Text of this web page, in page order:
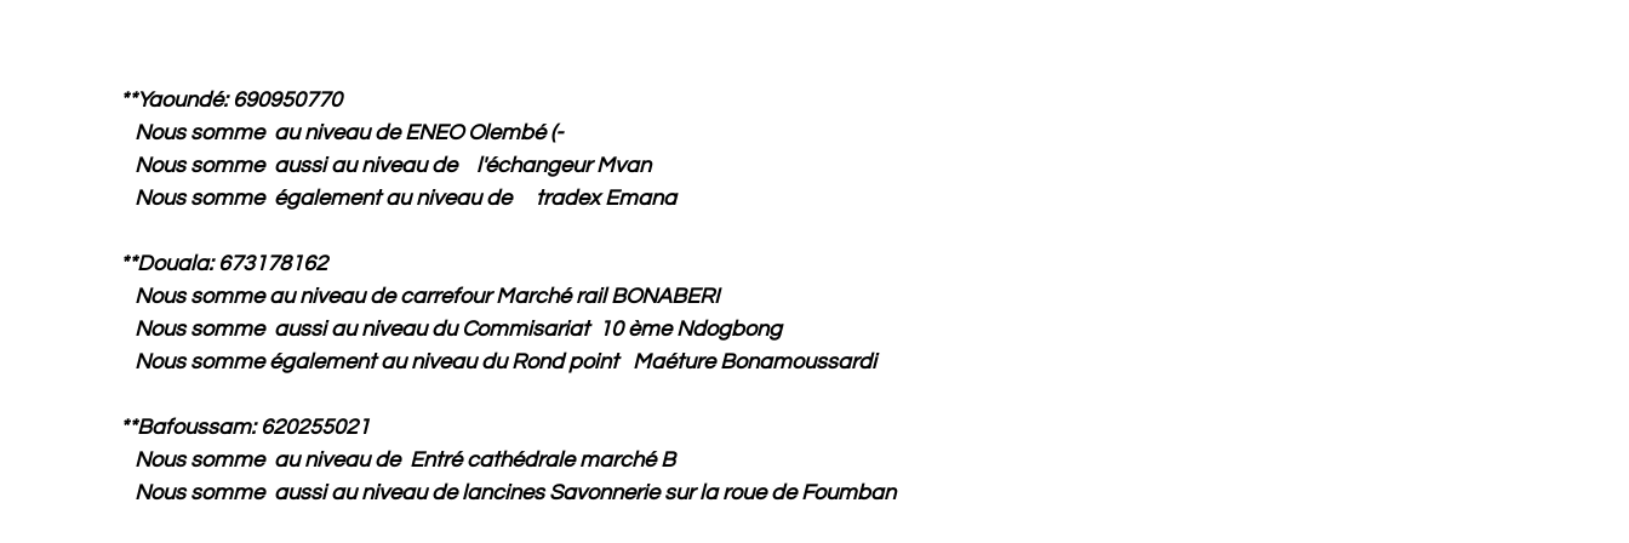
**Yaoundé: 690950770
Nous somme au niveau de ENEO Olembé (-
Nous somme aussi au niveau de l'échangeur Mvan
Nous somme également au niveau de tradex Emana
**Douala: 673178162
Nous somme au niveau de carrefour Marché rail BONABERI
Nous somme aussi au niveau du Commisariat 10 ème Ndogbong
Nous somme également au niveau du Rond point Maéture Bonamoussardi
**Bafoussam: 620255021
Nous somme au niveau deEntré cathédrale marché B
Nous somme aussi au niveau de lancines Savonnerie sur la roue de Foumban